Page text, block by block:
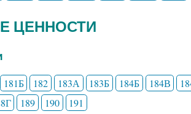
ЦЕННОСТИ
181Б 182 183А 183Б 184Б 184В
189 190 191